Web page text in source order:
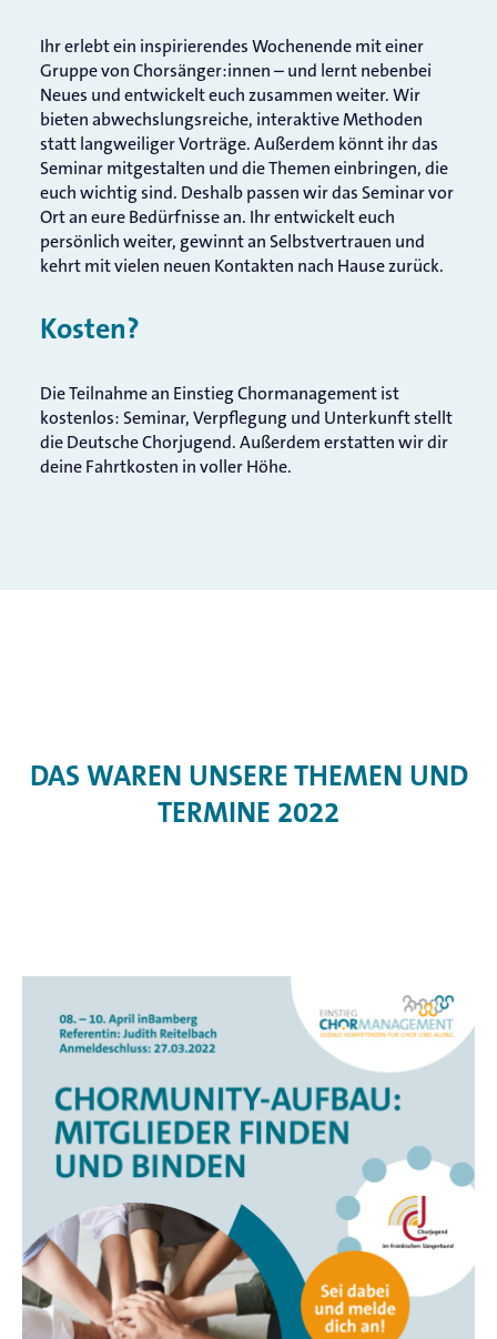
Ihr erlebt ein inspirierendes Wochenende mit einer
Gruppe von Chorsänger:innen – und lernt nebenbei
Neues und entwickelt euch zusammen weiter. Wir
bieten abwechslungsreiche, interaktive Methoden
statt langweiliger Vorträge. Außerdem könnt ihr das
Seminar mitgestalten und die Themen einbringen, die
euch wichtig sind. Deshalb passen wir das Seminar vor
Ort an eure Bedürfnisse an. Ihr entwickelt euch
persönlich weiter, gewinnt an Selbstvertrauen und
kehrt mit vielen neuen Kontakten nach Hause zurück.
Kosten?
Die Teilnahme an Einstieg Chormanagement ist
kostenlos: Seminar, Verpflegung und Unterkunft stellt
die Deutsche Chorjugend. Außerdem erstatten wir dir
deine Fahrtkosten in voller Höhe.
DAS WAREN UNSERE THEMEN UND
TERMINE 2022